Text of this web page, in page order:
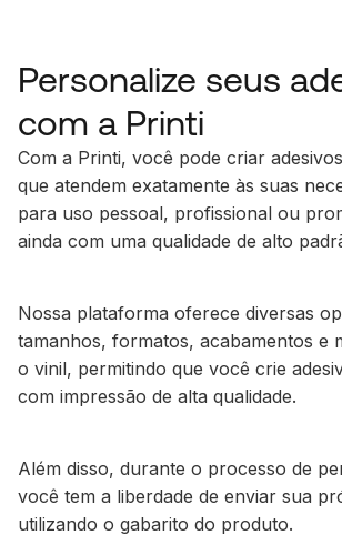
Personalize seus
com a Printi
Com a Printi, você pode criar
que atendem exatamente às suas
para uso pessoal, profissional ou
ainda com uma qualidade de alto
Nossa plataforma oferece diversas
tamanhos, formatos, acabamentos e
o vinil, permitindo que você crie
com impressão de alta qualidade.
Além disso, durante o processo de
você tem a liberdade de enviar sua
utilizando o gabarito do produto.